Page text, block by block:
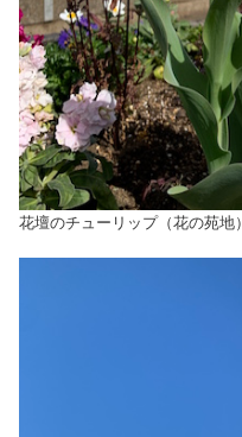
花壇のチューリップ（花の苑地）